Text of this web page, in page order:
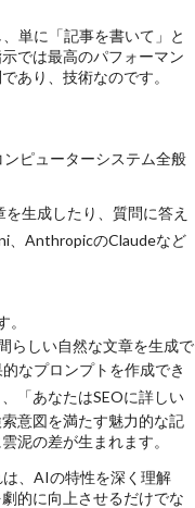
単に「記事を書いて」と
では最高のパフォーマン
あり、技術なのです。
ピューターシステム全般
生成したり、質問に答え
、AnthropicのClaudeなど
らしい自然な文章を生成で
なプロンプトを作成でき
「あなたはSEOに詳しい
意図を満たす魅力的な記
泥の差が生まれます。
、AIの特性を深く理解
的に向上させるだけでな